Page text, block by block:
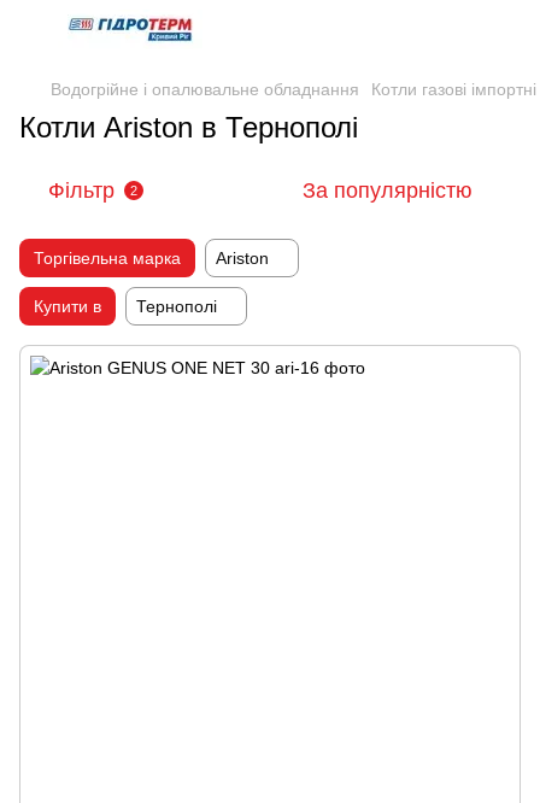
Водогрійне і опалювальне обладнання Котли газові імпортні
Котли Ariston в Тернополі
Фільтр 2 За популярністю
Торгівельна марка Ariston
Купити в Тернополі